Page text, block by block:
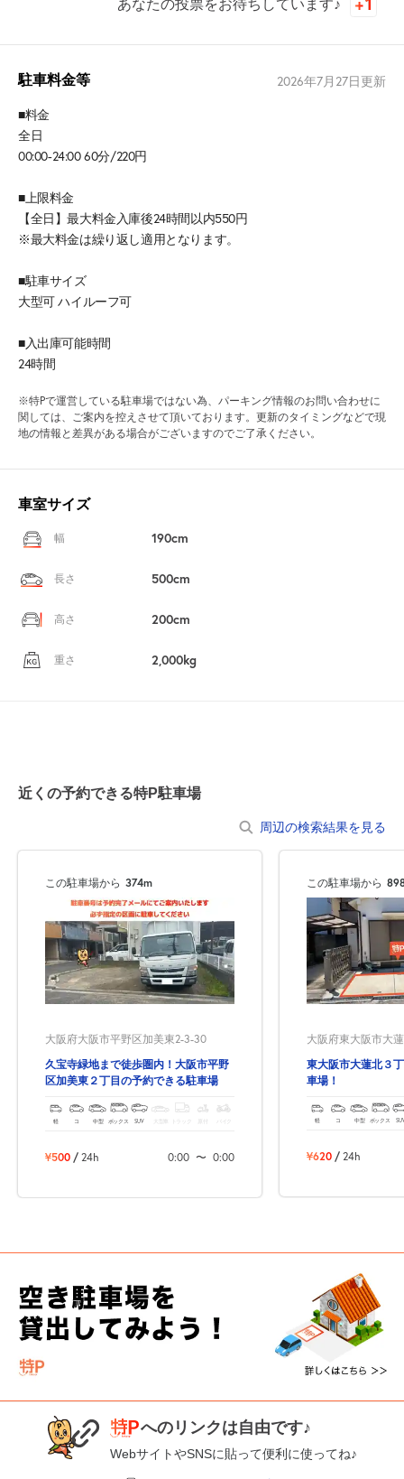
あなたの投票をお待ちしています♪
駐車料金等 2026年7月27日更新
■料金
全日
00:00-24:00 60分/220円
■上限料金
【全日】最大料金入庫後24時間以内550円
※最大料金は繰り返し適用となります。
■駐車サイズ
大型可 ハイルーフ可
■入出庫可能時間
24時間
※特Pで運営している駐車場ではない為、パーキング情報のお問い合わせに
関しては、ご案内を控えさせて頂いております。更新のタイミングなどで現
地の情報と差異がある場合がございますのでご了承ください。
車室サイズ
幅 190cm
長さ 500cm
高さ 200cm
重さ 2,000kg
近くの予約できる特P駐車場
周辺の検索結果を見る
この駐車場から 374m
大阪府大阪市平野区加美東2-3-30
久宝寺緑地まで徒歩圏内！大阪市平野
区加美東２丁目の予約できる駐車場
軽 コ 中型 ボックス SUV 大型車 トラック バイク
¥500 / 24h 0:00 〜 0:00
この駐車場から
大阪府東大阪市大
東大阪市大蓮北３
車場！
軽 コ 中型 ボックス
¥620 / 24h
へのリンクは自由です♪
WebサイトやSNSに貼って便利に使ってね♪
駐車場を